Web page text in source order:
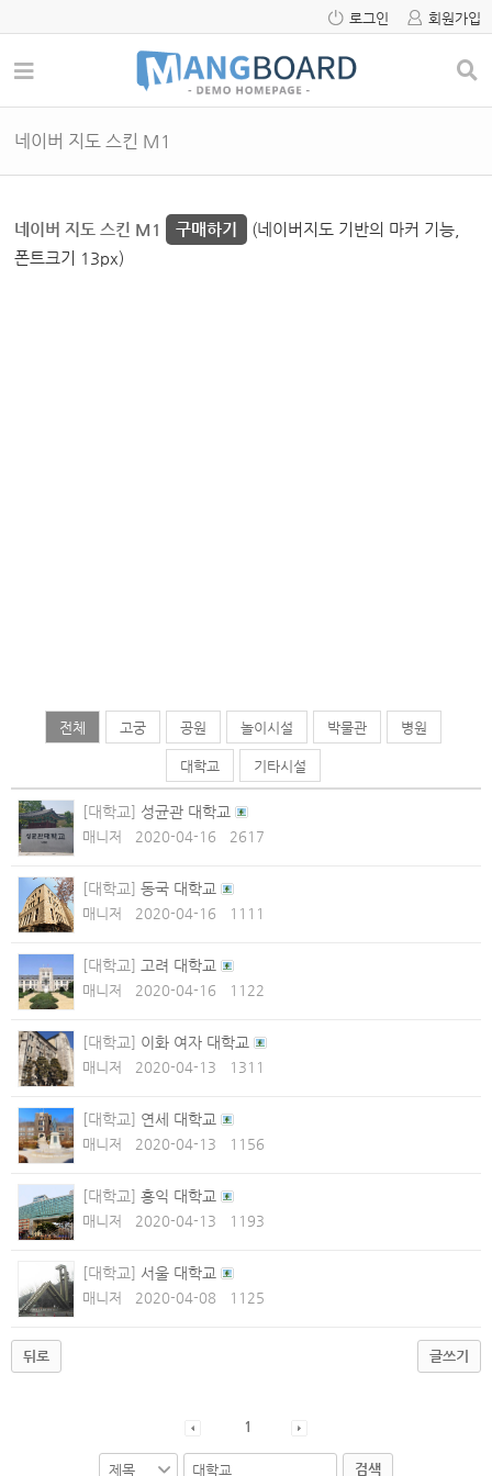
로그인 회원가입
네이버 지도 스킨 M1
네이버 지도 스킨 M1 구매하기
(네이버지도 기반의 마커 기능,
폰트크기 13px)
전체 고궁 공원 놀이시설 박물관 병원
대학교 기타시설
[대학교] 성균관 대학교
매니저 2020-04-16 2617
[대학교] 동국 대학교
매니저 2020-04-16 1111
[대학교] 고려 대학교
매니저 2020-04-16 1122
[대학교] 이화 여자 대학교
매니저 2020-04-13 1311
[대학교] 연세 대학교
매니저 2020-04-13 1156
[대학교] 홍익 대학교
매니저 2020-04-13 1193
[대학교] 서울 대학교
매니저 2020-04-08 1125
뒤로 글쓰기
1
검색